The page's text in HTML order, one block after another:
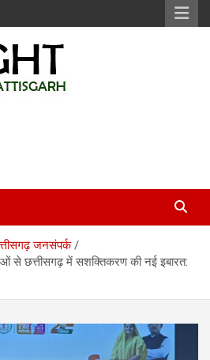
जनसंपर्क
से छत्तीसगढ़ में सशक्तिकरण की नई इबारत: